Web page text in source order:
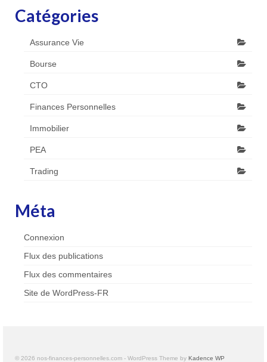
Catégories
Assurance Vie
Bourse
CTO
Finances Personnelles
Immobilier
PEA
Trading
Méta
Connexion
Flux des publications
Flux des commentaires
Site de WordPress-FR
© 2026 nos-finances-personnelles.com - WordPress Theme by Kadence WP